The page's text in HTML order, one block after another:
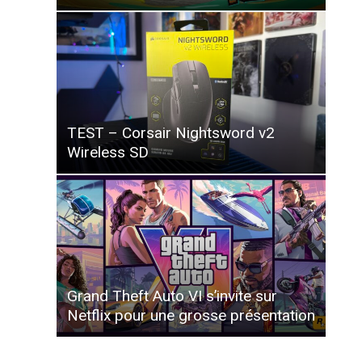
TEST – Corsair Nightsword v2
Wireless SD
Grand Theft Auto VI s’invite sur
Netflix pour une grosse présentation